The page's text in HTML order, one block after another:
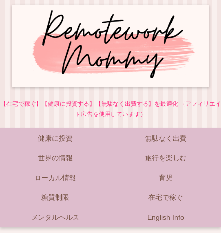
【在宅で稼ぐ】【健康に投資する】【無駄なく出費する】を最適化 （アフィリエイ
ト広告を使用しています）
健康に投資 無駄なく出費
世界の情報 旅行を楽しむ
ローカル情報 育児
糖質制限 在宅で稼ぐ
メンタルヘルス English Info